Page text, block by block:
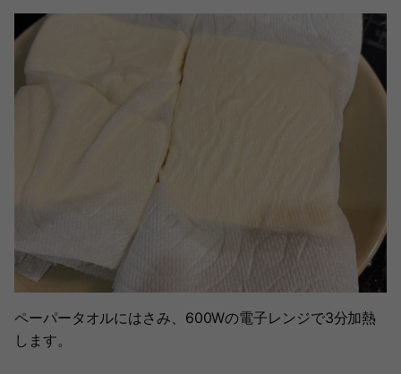
ペーパータオルにはさみ、600Wの電子レンジで3分加熱
します。